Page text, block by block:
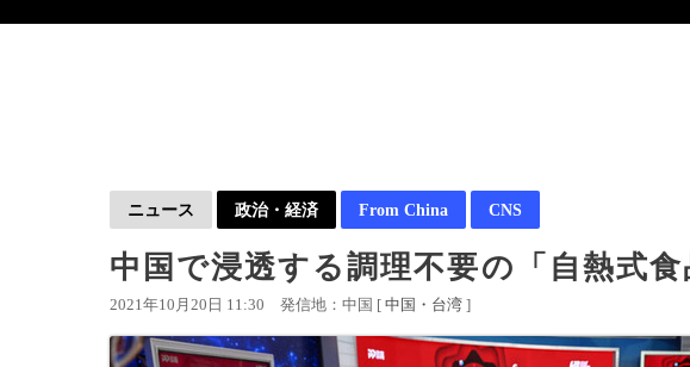
ニュース 政治・経済 From China CNS
中国で浸透する調理不要の「自熱式
2021年10月20日 11:30 発信地：中国 [ 中国・台湾 ]